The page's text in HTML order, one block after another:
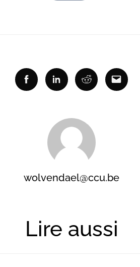
FacebookLinkedinRedditEmail
wolvendael@ccu.be
Lire aussi